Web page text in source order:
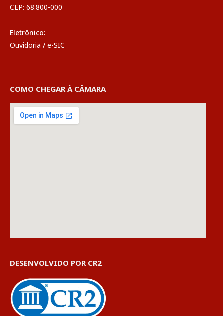
CEP: 68.800-000
Eletrônico:
Ouvidoria / e-SIC
COMO CHEGAR À CÂMARA
DESENVOLVIDO POR CR2